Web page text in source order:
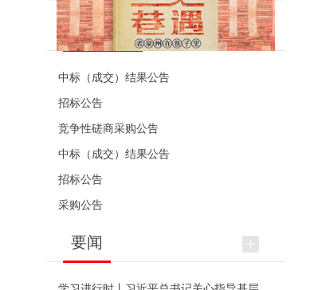
便民资讯
中标（成交）结果公告
招标公告
竞争性磋商采购公告
中标（成交）结果公告
招标公告
采购公告
要闻